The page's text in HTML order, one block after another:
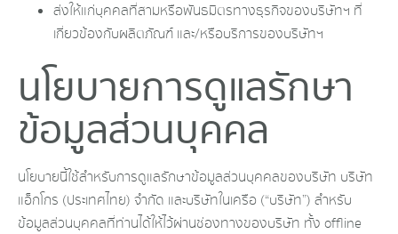
ส่งให้แก่บุคคลที่สามหรือพันธมิตรทางธุรกิจของบริษัทฯ ที่
เกี่ยวข้องกับผลิตภัณฑ์ และ/หรือบริการของบริษัทฯ
นโยบายการดูแลรักษา
ข้อมูลส่วนบุคคล
นโยบายนี้ใช้สำหรับการดูแลรักษาข้อมูลส่วนบุคคลของบริษัท บริษัท
แอ็กโกร (ประเทศไทย) จำกัด และบริษัทในเครือ (“บริษัท”) สำหรับ
ข้อมูลส่วนบุคคลที่ท่านได้ให้ไว้ผ่านช่องทางของบริษัท ทั้ง offline